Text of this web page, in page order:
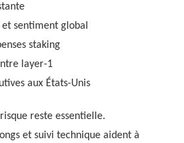
sentiment global
staking
layer-1
aux États-Unis
reste essentielle.
et suivi technique aident à